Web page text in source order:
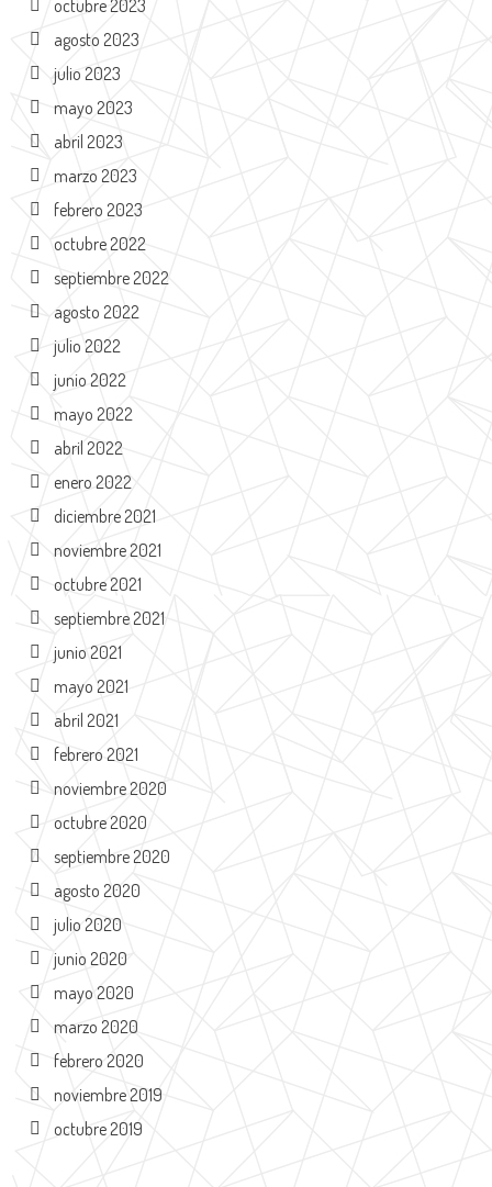
octubre 2023
agosto 2023
julio 2023
mayo 2023
abril 2023
marzo 2023
febrero 2023
octubre 2022
septiembre 2022
agosto 2022
julio 2022
junio 2022
mayo 2022
abril 2022
enero 2022
diciembre 2021
noviembre 2021
octubre 2021
septiembre 2021
junio 2021
mayo 2021
abril 2021
febrero 2021
noviembre 2020
octubre 2020
septiembre 2020
agosto 2020
julio 2020
junio 2020
mayo 2020
marzo 2020
febrero 2020
noviembre 2019
octubre 2019